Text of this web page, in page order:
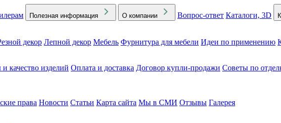
Полезная информация О компании Вопрос-ответ Каталоги, 3D
декор Лепной декор Мебель Фурнитура для мебели Идеи по применению
качество изделий Оплата и доставка Договор купли-продажи Советы по
права Новости Статьи Карта сайта Мы в СМИ Отзывы Галерея